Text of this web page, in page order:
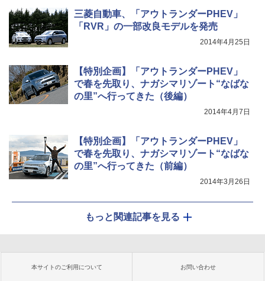
三菱自動車、「アウトランダーPHEV」
「RVR」の一部改良モデルを発売
2014年4月25日
【特別企画】「アウトランダーPHEV」
で春を先取り、ナガシマリゾート“なばな
の里”へ行ってきた（後編）
2014年4月7日
【特別企画】「アウトランダーPHEV」
で春を先取り、ナガシマリゾート“なばな
の里”へ行ってきた（前編）
2014年3月26日
もっと関連記事を見る
本サイトのご利用について お問い合わせ